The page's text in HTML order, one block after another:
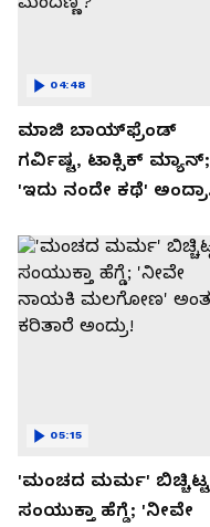
ಮಾಜಿ ಬಾಯ್‌ಫ್ರೆಂಡ್
ಗರ್ವಿಷ್ಟ, ಟಾಕ್ಸಿಕ್ ಮ್ಯಾನ್;
'ಇದು ನಂದೇ ಕಥೆ' ಅಂದ್ರಾ
ಮಂದಣ್ಣ?
04:48
'ಮಂಚದ ಮರ್ಮ' ಬಿಚ್ಚಿಟ್ಟ
ಸಂಯುಕ್ತಾ ಹೆಗ್ಡೆ; 'ನೀವೇ
05:15